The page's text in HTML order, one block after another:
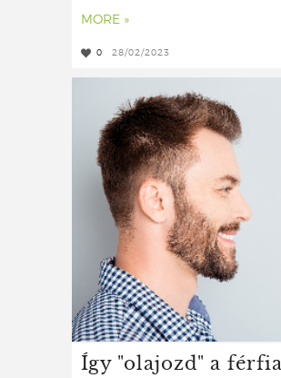
MORE »
0 28/02/2023
Így "olajozd" a